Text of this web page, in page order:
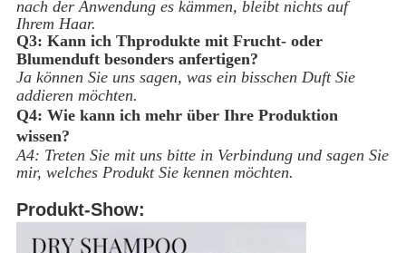
nach der Anwendung es kämmen, bleibt nichts auf
Ihrem Haar.
Q3: Kann ich Thprodukte mit Frucht- oder
Blumenduft besonders anfertigen?
Ja können Sie uns sagen, was ein bisschen Duft Sie
addieren möchten.
Q4: Wie kann ich mehr über Ihre Produktion
wissen?
A4: Treten Sie mit uns bitte in Verbindung und sagen Sie
mir, welches Produkt Sie kennen möchten.
Produkt-Show: